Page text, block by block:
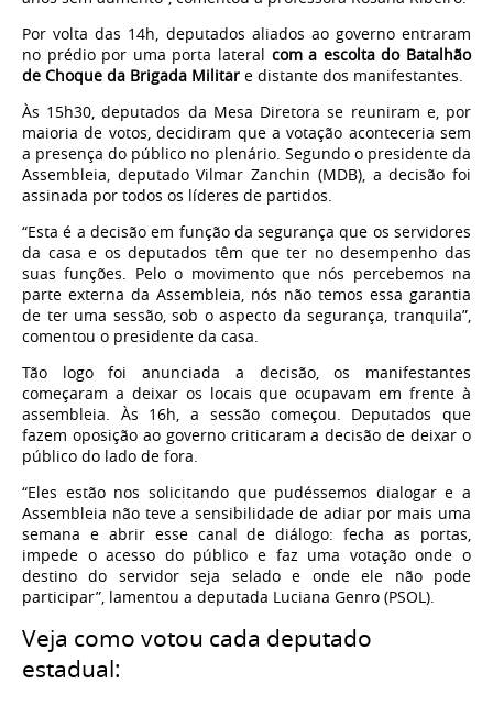
Por volta das 14h, deputados aliados ao governo entraram
no prédio por uma porta lateral com a escolta do Batalhão
de Choque da Brigada Militar e distante dos manifestantes.
Às 15h30, deputados da Mesa Diretora se reuniram e, por
maioria de votos, decidiram que a votação aconteceria sem
a presença do público no plenário. Segundo o presidente da
Assembleia, deputado Vilmar Zanchin (MDB), a decisão foi
assinada por todos os líderes de partidos.
“Esta é a decisão em função da segurança que os servidores
da casa e os deputados têm que ter no desempenho das
suas funções. Pelo o movimento que nós percebemos na
parte externa da Assembleia, nós não temos essa garantia
de ter uma sessão, sob o aspecto da segurança, tranquila”,
comentou o presidente da casa.
Tão logo foi anunciada a decisão,os manifestantes
começaram a deixar os locais que ocupavam em frente à
assembleia. Às 16h, a sessão começou. Deputados que
fazem oposição ao governo criticaram a decisão de deixar o
público do lado de fora.
“Eles estão nos solicitando que pudéssemos dialogar e a
Assembleia não teve a sensibilidade de adiar por mais uma
semana e abrir esse canal de diálogo: fecha as portas,
impede o acesso do público e faz uma votação onde o
destino do servidor seja selado e onde ele não pode
participar”, lamentou a deputada Luciana Genro (PSOL).
Veja como votou cada deputado
estadual: